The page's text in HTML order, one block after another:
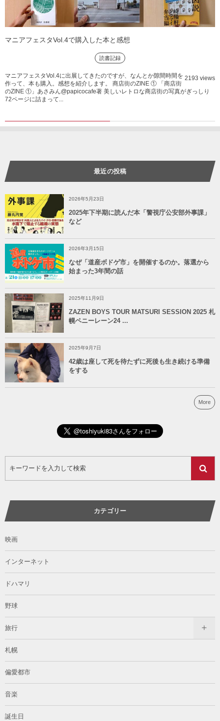
マニアフェスタVol.4で購入した本と感想
読書記録
2193 views
マニアフェスタVol.4に出展してきたのですが、なんとか隙間時間を
作って、本も購入。感想を紹介します。 商店街のZINE ① 「商店街
のZINE ①」あさみん@papicocafe著 美しいレトロな商店街の写真がぎっしり
72ページに詰まって...
最近の投稿
2026年5月23日
2025年下半期に読んだ本「警視庁公安部外事課」
など
2026年3月15日
なぜ「道産ボドゲ市」を開催するのか。落選から
始まった3年間の話
2025年11月9日
ZAZEN BOYS TOUR MATSURI SESSION 2025 札
幌ペニーレーン24 ...
2025年9月7日
42歳は座して死を待たずに死後も生き続ける準備
をする
More
カテゴリー
映画
インターネット
ドハマリ
野球
旅行
札幌
偏愛都市
音楽
誕生日